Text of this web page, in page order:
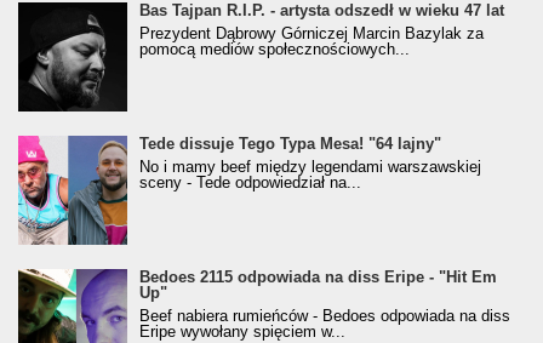
Bas Tajpan R.I.P. - artysta odszedł w wieku 47 lat
Prezydent Dąbrowy Górniczej Marcin Bazylak za
pomocą mediów społecznościowych...
Tede dissuje Tego Typa Mesa! "64 lajny"
No i mamy beef między legendami warszawskiej
sceny - Tede odpowiedział na...
Bedoes 2115 odpowiada na diss Eripe - "Hit Em
Up"
Beef nabiera rumieńców - Bedoes odpowiada na diss
Eripe wywołany spięciem w...